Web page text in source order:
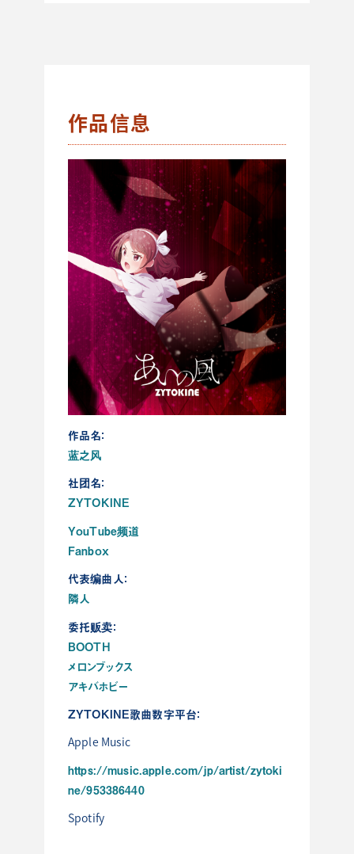
作品信息
作品名：
蓝之风
社团名：
ZYTOKINE
YouTube频道
Fanbox
代表编曲人：
隣人
委托贩卖：
BOOTH
メロンブックス
アキバホビー
ZYTOKINE歌曲数字平台：
Apple Music
https://music.apple.com/jp/artist/zytoki
ne/953386440
Spotify